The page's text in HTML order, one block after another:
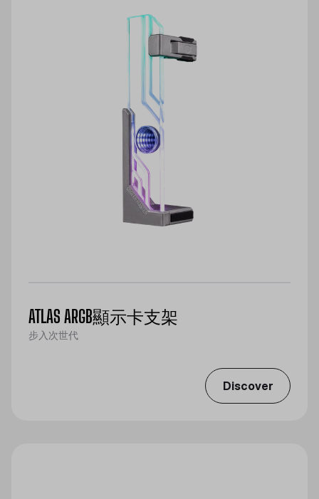
ATLAS ARGB顯示卡支架
步入次世代
Discover